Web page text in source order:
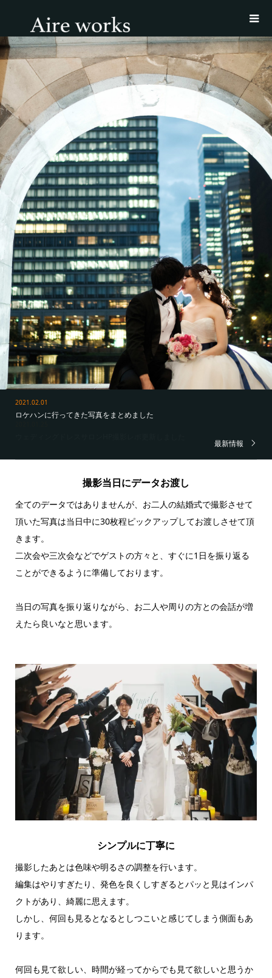
最新情報
2021.01.25
ウェディングドレスサロンHP撮影レポ更新しました
撮影当日にデータお渡し
全てのデータではありませんが、お二人の結婚式で撮影させて
頂いた写真は当日中に30枚程ピックアップしてお渡しさせて頂
きます。
二次会や三次会などでゲストの方々と、すぐに1日を振り返る
ことができるように準備しております。
当日の写真を振り返りながら、お二人や周りの方との会話が増
えたら良いなと思います。
シンプルに丁寧に
撮影したあとは色味や明るさの調整を行います。
編集はやりすぎたり、発色を良くしすぎるとパッと見はインパ
クトがあり、綺麗に思えます。
しかし、何回も見るとなるとしつこいと感じてしまう側面もあ
ります。
何回も見て欲しい、時間が経ってからでも見て欲しいと思うか